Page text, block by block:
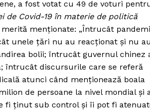
a fost votat cu 49 de voturi
de Covid-19 în materie de politică
menționate: „Întrucât
unele țări nu au reacționat și nu au
bolii; întrucât guvernul chinez
întrucât discursurile care se referă
atunci când menționează boala
de persoane la nivel mondial și
fi ținut sub control și îi pot fi